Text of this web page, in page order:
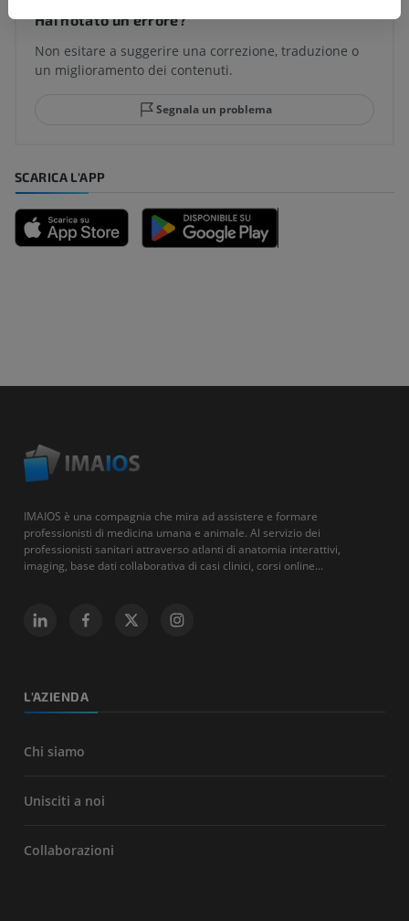
Hai notato un errore?
Non esitare a suggerire una correzione, traduzione o
un miglioramento dei contenuti.
Segnala un problema
SCARICA L'APP
IMAIOS è una compagnia che mira ad assistere e formare
professionisti di medicina umana e animale. Al servizio dei
professionisti sanitari attraverso atlanti di anatomia interattivi,
imaging, base dati collaborativa di casi clinici, corsi online...
L'AZIENDA
Chi siamo
Unisciti a noi
Collaborazioni